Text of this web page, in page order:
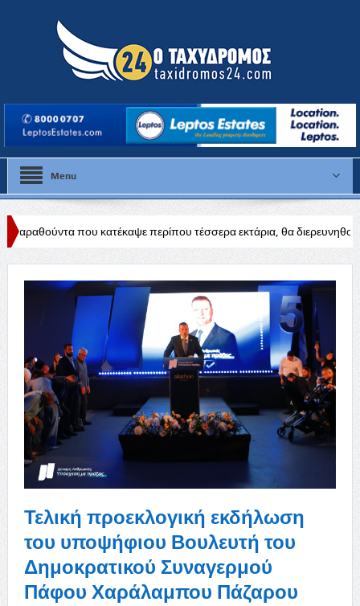
Menu
περίπου τέσσερα εκτάρια, θα διερευνηθούν τα αίτια
Τελική προεκλογική εκδήλωση
του υποψήφιου Βουλευτή του
Δημοκρατικού Συναγερμού
Πάφου Χαράλαμπου Πάζαρου